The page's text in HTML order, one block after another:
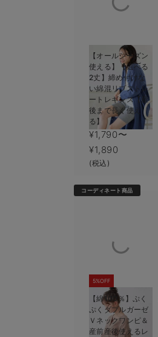
【オールシーズン
使える】【選べる
2丈】締め付けな
い綿混リブストレ
ートレギンス【産
後まで長く使え
る】
¥1,790〜
¥1,890
(税込)
コーディネート商品
5%OFF
【綿100％】ぷく
ぷくダブルガーゼ
Ｖネックワンピ＆
産前産後使えるレ